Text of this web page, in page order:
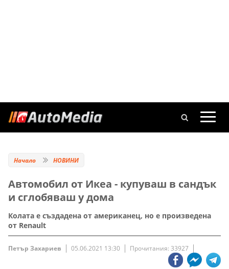
Начало НОВИНИ
Автомобил от Икеа - купуваш в сандък
и сглобяваш у дома
Колата е създадена от американец, но е произведена
от Renault
Петър Захариев 05.06.2021 13:30 Прочитания: 33927